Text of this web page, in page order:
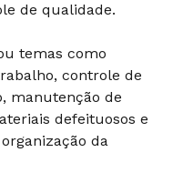
de qualidade.
temas como
controle de
manutenção de
defeituosos e
da